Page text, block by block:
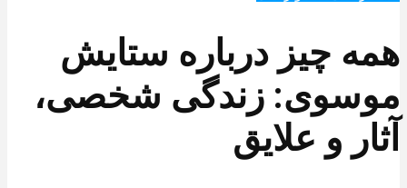
همه چیز درباره ستایش
موسوی: زندگی شخصی،
آثار و علایق